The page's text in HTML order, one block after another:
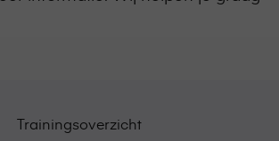
Trainingsoverzicht